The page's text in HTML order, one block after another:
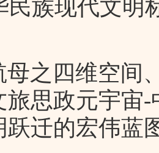
族现代文明
之四维空间
旅思政元宇宙
跃迁的宏伟蓝